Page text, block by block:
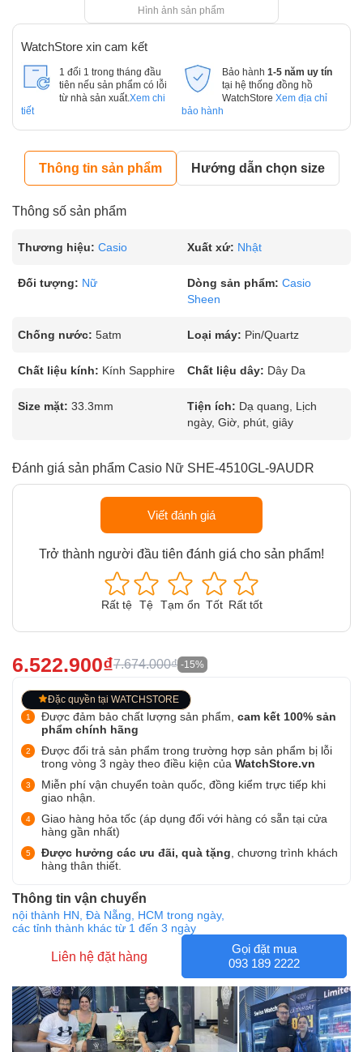
Hình ảnh sản phẩm
WatchStore xin cam kết
1 đổi 1 trong tháng đầu
tiên nếu sản phẩm có lỗi
từ nhà sản xuất. Xem chi
tiết
Bảo hành 1-5 năm uy tín
tại hệ thống đồng hồ
WatchStore Xem địa chỉ
bảo hành
Thông tin sản phẩm Hướng dẫn chọn size
Thông số sản phẩm
Thương hiệu: Casio Xuất xứ: Nhật
Đối tượng: Nữ Dòng sản phẩm: Casio
Sheen
Chống nước: 5atm Loại máy: Pin/Quartz
Chất liệu kính: Kính Sapphire Chất liệu dây: Dây Da
Size mặt: 33.3mm Tiện ích: Dạ quang, Lịch
ngày, Giờ, phút, giây
Đánh giá sản phẩm Casio Nữ SHE-4510GL-9AUDR
Viết đánh giá
Trở thành người đầu tiên đánh giá cho sản phẩm!
Rất tệ Tệ Tạm ổn Tốt Rất tốt
6.522.900₫7.674.000₫ -15%
Đặc quyền tại WATCHSTORE
Được đảm bảo chất lượng sản phẩm, cam kết 100% sản
phẩm chính hãng
Được đổi trả sản phẩm trong trường hợp sản phẩm bị lỗi
trong vòng 3 ngày theo điều kiện của WatchStore.vn
Miễn phí vận chuyển toàn quốc, đồng kiểm trực tiếp khi
giao nhận.
Giao hàng hỏa tốc (áp dụng đối với hàng có sẵn tại cửa
hàng gần nhất)
Được hưởng các ưu đãi, quà tặng , chương trình khách
hàng thân thiết.
Thông tin vận chuyển
nội thành HN, Đà Nẵng, HCM trong ngày,
các tỉnh thành khác từ 1 đến 3 ngày
Liên hệ đặt hàng
Gọi đặt mua
093 189 2222